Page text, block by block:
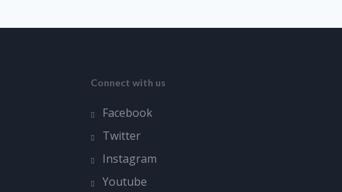
Connect with us
Facebook
Twitter
Instagram
Youtube